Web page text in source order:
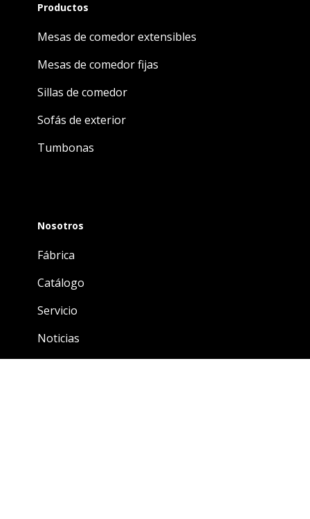
Productos
Mesas de comedor extensibles
Mesas de comedor fijas
Sillas de comedor
Sofás de exterior
Tumbonas
Nosotros
Fábrica
Catálogo
Servicio
Noticias